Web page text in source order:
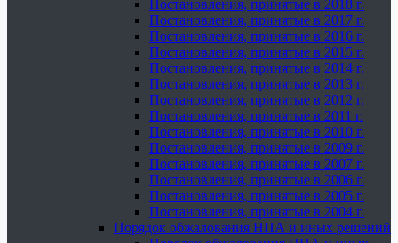
Постановления, принятые в 2018 г.
Постановления, принятые в 2017 г.
Постановления, принятые в 2016 г.
Постановления, принятые в 2015 г.
Постановления, принятые в 2014 г.
Постановления, принятые в 2013 г.
Постановления, принятые в 2012 г.
Постановления, принятые в 2011 г.
Постановления, принятые в 2010 г.
Постановления, принятые в 2009 г.
Постановления, принятые в 2007 г.
Постановления, принятые в 2006 г.
Постановления, принятые в 2005 г.
Постановления, принятые в 2004 г.
Порядок обжалования НПА и иных решений